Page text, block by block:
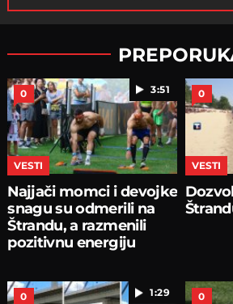
3:51
0
VESTI
Najjači momci i devojke
snagu su odmerili na
Štrandu, a razmenili
pozitivnu energiju
0
VESTI
1:29
0 0